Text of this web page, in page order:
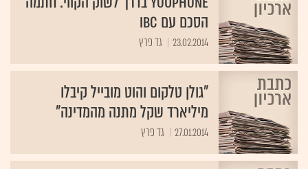
הסכם עם IBC
23.02.2014 גד פרץ
"גולן טלקום והוט מובייל קיבלו
מיליארד שקל מתנה מהמדינה"
27.01.2014 גד פרץ